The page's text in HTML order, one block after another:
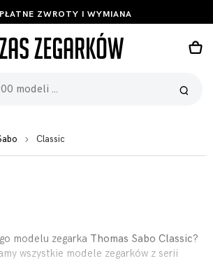
ZWROTY I WYMIANA
Classic
modelu zegarka Thomas Sabo Classic?
wszystkie modele zegarków z serii